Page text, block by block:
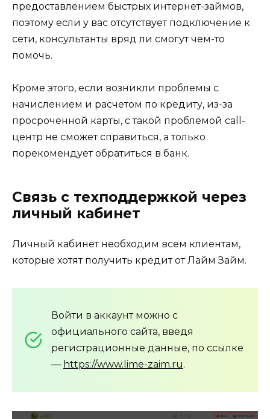
предоставлением быстрых интернет-займов,
поэтому если у вас отсутствует подключение к
сети, консультанты вряд ли смогут чем-то
помочь.
Кроме этого, если возникли проблемы с
начислением и расчетом по кредиту, из-за
просроченной карты, с такой проблемой call-
центр не сможет справиться, а только
порекомендует обратиться в банк.
Связь с техподдержкой через
личный кабинет
Личный кабинет необходим всем клиентам,
которые хотят получить кредит от Лайм Займ.
Войти в аккаунт можно с
официального сайта, введя
регистрационные данные, по ссылке
— https://www.lime-zaim.ru.